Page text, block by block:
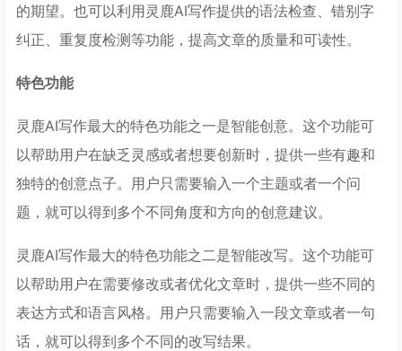
的期望。也可以利用灵鹿AI写作提供的语法检查、错别字
纠正、重复度检测等功能，提高文章的质量和可读性。
特色功能
灵鹿AI写作最大的特色功能之一是智能创意。这个功能可
以帮助用户在缺乏灵感或者想要创新时，提供一些有趣和
独特的创意点子。用户只需要输入一个主题或者一个问
题，就可以得到多个不同角度和方向的创意建议。
灵鹿AI写作最大的特色功能之二是智能改写。这个功能可
以帮助用户在需要修改或者优化文章时，提供一些不同的
表达方式和语言风格。用户只需要输入一段文章或者一句
话，就可以得到多个不同的改写结果。